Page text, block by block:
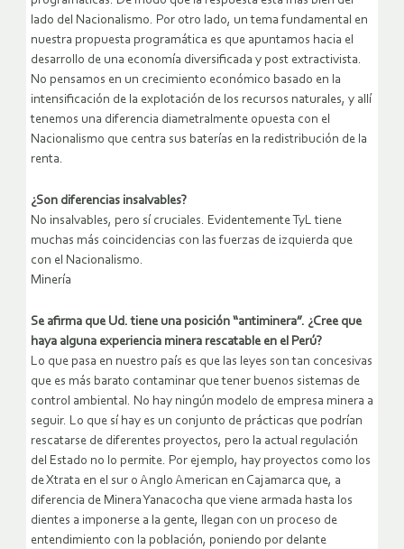
lado del Nacionalismo. Por otro lado, un tema fundamental en
nuestra propuesta programática es que apuntamos hacia el
desarrollo de una economía diversificada y post extractivista.
No pensamos en un crecimiento económico basado en la
intensificación de la explotación de los recursos naturales, y allí
tenemos una diferencia diametralmente opuesta con el
Nacionalismo que centra sus baterías en la redistribución de la
renta.
¿Son diferencias insalvables?
No insalvables, pero sí cruciales. Evidentemente TyL tiene
muchas más coincidencias con las fuerzas de izquierda que
con el Nacionalismo.
Minería
Se afirma que Ud. tiene una posición “antiminera”. ¿Cree que
haya alguna experiencia minera rescatable en el Perú?
Lo que pasa en nuestro país es que las leyes son tan concesivas
que es más barato contaminar que tener buenos sistemas de
control ambiental. No hay ningún modelo de empresa minera a
seguir. Lo que sí hay es un conjunto de prácticas que podrían
rescatarse de diferentes proyectos, pero la actual regulación
del Estado no lo permite. Por ejemplo, hay proyectos como los
de Xtrata en el sur o Anglo American en Cajamarca que, a
diferencia de Minera Yanacocha que viene armada hasta los
dientes a imponerse a la gente, llegan con un proceso de
entendimiento con la población, poniendo por delante